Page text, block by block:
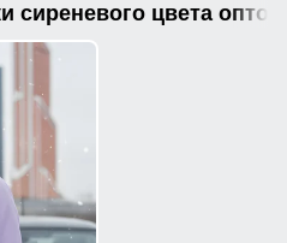
сиреневого цвета оптом